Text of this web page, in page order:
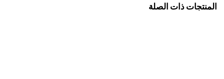
المنتجات ذات الصلة